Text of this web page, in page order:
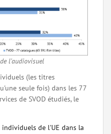
l'audiovisuel
(les titres
seule fois) dans les 77
de SVOD étudiés, le
de l'UE dans la